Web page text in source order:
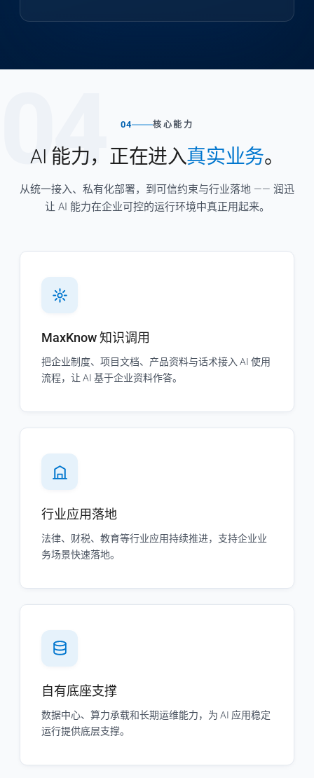
04 04 核心能力
AI 能力，正在进入真实业务。
从统一接入、私有化部署，到可信约束与行业落地 —— 润迅
让 AI 能力在企业可控的运行环境中真正用起来。
MaxKnow 知识调用
把企业制度、项目文档、产品资料与话术接入 AI 使用
流程，让 AI 基于企业资料作答。
行业应用落地
法律、财税、教育等行业应用持续推进，支持企业业
务场景快速落地。
自有底座支撑
数据中心、算力承载和长期运维能力，为 AI 应用稳定
运行提供底层支撑。